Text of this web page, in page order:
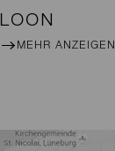
LOON
MEHR ANZEIGEN